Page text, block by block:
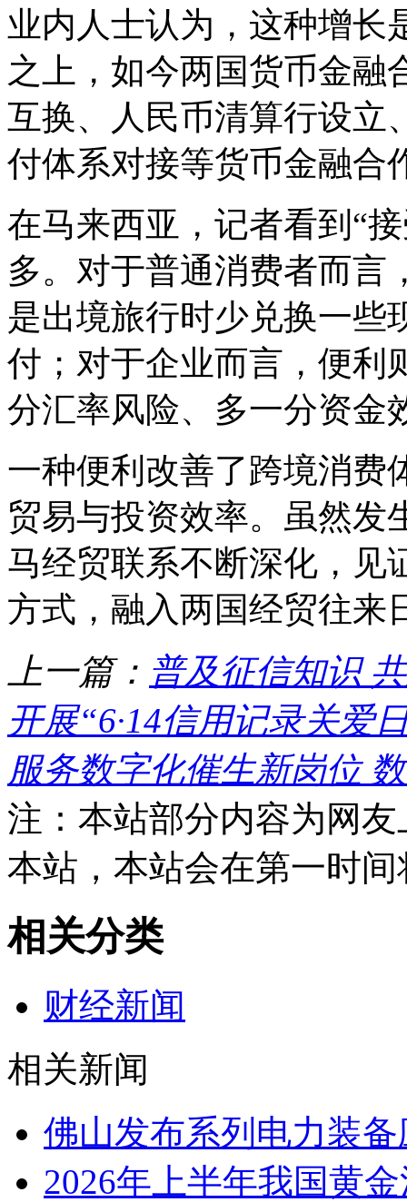
业内人士认为，这种增长
之上，如今两国货币金融
互换、人民币清算行设立
付体系对接等货币金融合
在马来西亚，记者看到“
多。对于普通消费者而言
是出境旅行时少兑换一些
付；对于企业而言，便利
分汇率风险、多一分资金
一种便利改善了跨境消费
贸易与投资效率。虽然发
马经贸联系不断深化，见
方式，融入两国经贸往来
上一篇： 普及征信知识
开展“6·14信用记录关爱
服务数字化催生新岗位
注：本站部分内容为网
本站，本站会在第一时
相关分类
财经新闻
相关新闻
佛山发布系列电力装
2026年上半年我国黄